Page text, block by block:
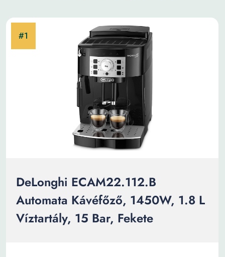
DeLonghi ECAM22.112.B
Automata Kávéfőző, 1450W, 1.8 L
Víztartály, 15 Bar, Fekete